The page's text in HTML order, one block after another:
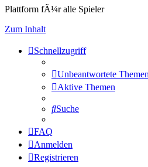
Plattform fÃ¼r alle Spieler
Zum Inhalt
Schnellzugriff
Unbeantwortete Themen
Aktive Themen
Suche
FAQ
Anmelden
Registrieren